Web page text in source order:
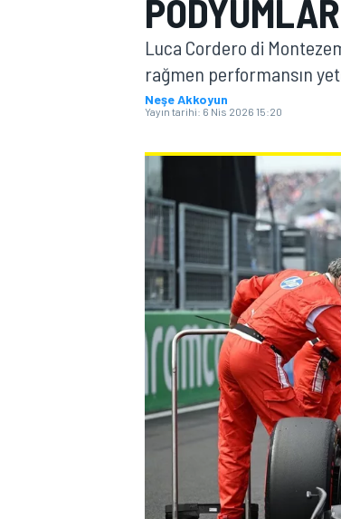
MOTOGP
WORLD SUPERBIKE
Luca Cordero di
rağmen performansın
Neşe Akkoyun
Yayın tarihi: 6 Nis 2026 15:20